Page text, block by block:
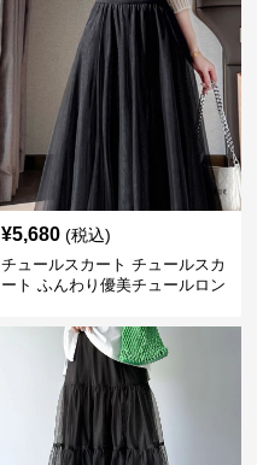
¥5,680 (税込)
チュールスカート チュールスカ
ート ふんわり優美チュールロン